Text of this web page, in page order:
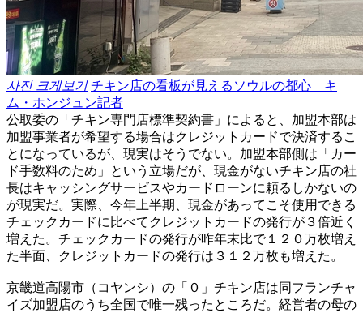
사진 크게보기 チキン店の看板が見えるソウルの都心 キ
ム・ホンジュン記者
公取委の「チキン専門店標準契約書」によると、加盟本部は
加盟事業者が希望する場合はクレジットカードで決済するこ
とになっているが、現実はそうでない。加盟本部側は「カー
ド手数料のため」という立場だが、現金がないチキン店の社
長はキャッシングサービスやカードローンに頼るしかないの
が現実だ。実際、今年上半期、現金があってこそ使用できる
チェックカードに比べてクレジットカードの発行が３倍近く
増えた。チェックカードの発行が昨年末比で１２０万枚増え
た半面、クレジットカードの発行は３１２万枚も増えた。
京畿道高陽市（コヤンシ）の「０」チキン店は同フランチャ
イズ加盟店のうち全国で唯一残ったところだ。経営者の母の